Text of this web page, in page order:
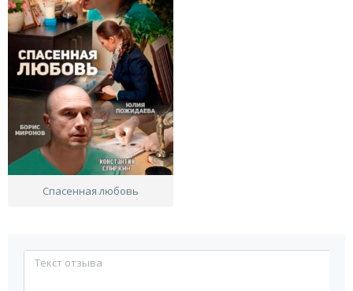
Спасенная любовь